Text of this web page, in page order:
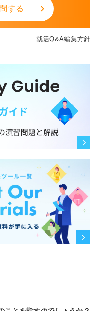
汎用的な強み」として非
なる「結果」として終わ
を証明するエピソードと
すすめします。
する
就活Q&A編集方針